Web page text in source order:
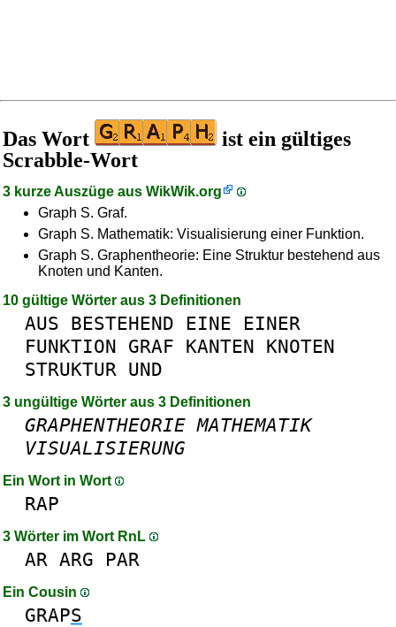
Das Wort
ist ein gültiges
Scrabble-Wort
3 kurze Auszüge aus WikWik.org
Graph S. Graf.
Graph S. Mathematik: Visualisierung einer Funktion.
Graph S. Graphentheorie: Eine Struktur bestehend aus
Knoten und Kanten.
10 gültige Wörter aus 3 Definitionen
AUS BESTEHEND EINE
EINER
FUNKTION GRAF KANTEN KNOTEN
STRUKTUR UND
3 ungültige Wörter aus 3 Definitionen
GRAPHENTHEORIE MATHEMATIK
VISUALISIERUNG
Ein Wort in Wort
RAP
3 Wörter im Wort RnL
AR ARG PAR
Ein Cousin
GRAPS